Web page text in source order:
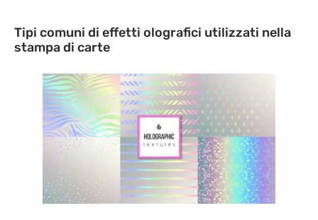
Tipi comuni di effetti olografici utilizzati nella
stampa di carte